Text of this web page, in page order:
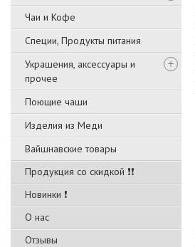
Чаи и Кофе
Специи, Продукты питания
Украшения, аксессуары и
прочее
Поющие чаши
Изделия из Меди
Вайшнавские товары
Продукция со скидкой ❗❗
Новинки ❗
О нас
Отзывы